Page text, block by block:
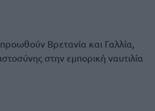
Βρετανία και Γαλλία,
στην εμπορική ναυτιλία